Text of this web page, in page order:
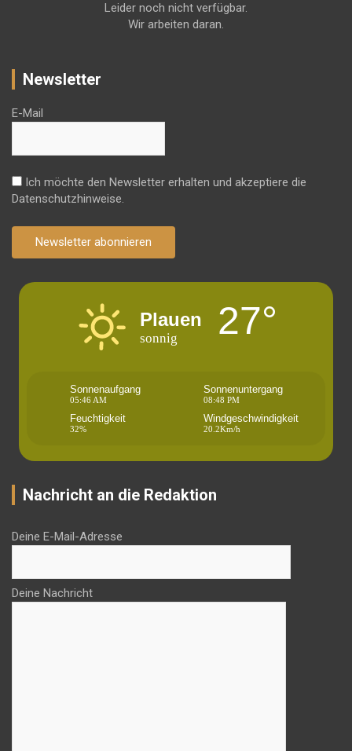
Leider noch nicht verfügbar.
Wir arbeiten daran.
Newsletter
E-Mail
Ich möchte den Newsletter erhalten und akzeptiere die
Datenschutzhinweise.
Newsletter abonnieren
Plauen
sonnig 27°
Sonnenaufgang
05:46 AM
Sonnenuntergang
08:48 PM
Feuchtigkeit
32%
Windgeschwindigkeit
20.2Km/h
Nachricht an die Redaktion
Deine E-Mail-Adresse
Deine Nachricht